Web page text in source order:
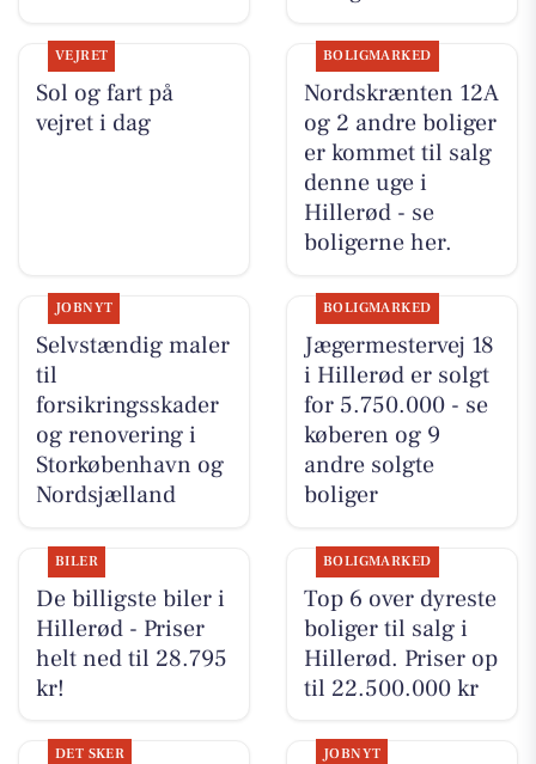
VEJRET
Sol og fart på
vejret i dag
BOLIGMARKED
Nordskrænten 12A
og 2 andre boliger
er kommet til salg
denne uge i
Hillerød - se
boligerne her.
JOBNYT
Selvstændig maler
til
forsikringsskader
og renovering i
Storkøbenhavn og
Nordsjælland
BOLIGMARKED
Jægermestervej 18
i Hillerød er solgt
for 5.750.000 - se
køberen og 9
andre solgte
boliger
BILER
De billigste biler i
Hillerød - Priser
helt ned til 28.795
kr!
BOLIGMARKED
Top 6 over dyreste
boliger til salg i
Hillerød. Priser op
til 22.500.000 kr
DET SKER JOBNYT